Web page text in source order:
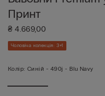
Принт
₴ 4.669,00
Чоловіча колекція: 3+1
Колір: Синій - 490j - Blu Navy